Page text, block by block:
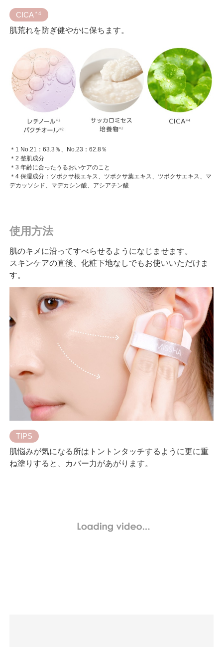
CICA ＊4
肌荒れを防ぎ健やかに保ちます。
＊1 No.21：63.3％、No.23：62.8％
＊2 整肌成分
＊3 年齢に合ったうるおいケアのこと
＊4 保湿成分：ツボクサ根エキス、ツボクサ葉エキス、ツボクサエキス、マ
デカッソシド、マデカシン酸、アシアチン酸
使用方法
肌のキメに沿ってすべらせるようになじませます。
スキンケアの直後、化粧下地なしでもお使いいただけま
す。
TIPS
肌悩みが気になる所はトントンタッチするように更に重
ね塗りすると、カバー力があがります。